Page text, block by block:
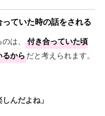
ていた時の話をされる
は、
付き合っていた頃
るからだと考えられます。
んだよね」